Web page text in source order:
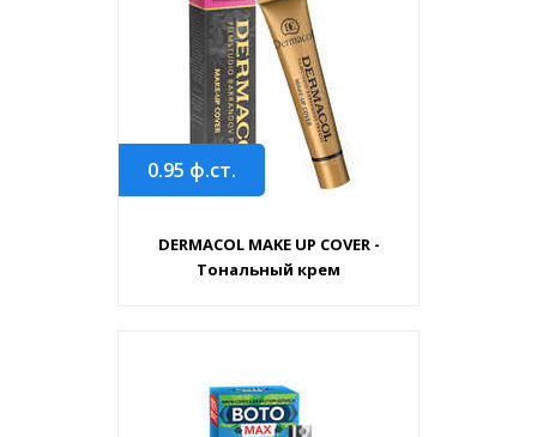
0.95 ф.ст.
DERMACOL MAKE UP COVER -
Тональный крем